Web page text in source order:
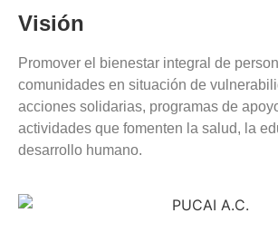
Visión
Promover el bienestar integral de
comunidades en situación de
acciones solidarias, programas de
actividades que fomenten la salud, la
desarrollo humano.